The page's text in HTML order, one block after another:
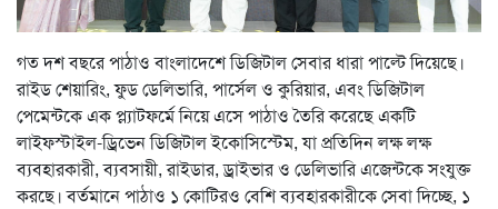
গত দশ বছরে পাঠাও বাংলাদেশে ডিজিটাল সেবার ধারা পাল্টে দিয়েছে।
রাইড শেয়ারিং, ফুড ডেলিভারি, পার্সেল ও কুরিয়ার, এবং ডিজিটাল
পেমেন্টকে এক প্ল্যাটফর্মে নিয়ে এসে পাঠাও তৈরি করেছে একটি
লাইফস্টাইল-ড্রিভেন ডিজিটাল ইকোসিস্টেম, যা প্রতিদিন লক্ষ লক্ষ
ব্যবহারকারী, ব্যবসায়ী, রাইডার, ড্রাইভার ও ডেলিভারি এজেন্টকে সংযুক্ত
করছে। বর্তমানে পাঠাও ১ কোটিরও বেশি ব্যবহারকারীকে সেবা দিচ্ছে, ১